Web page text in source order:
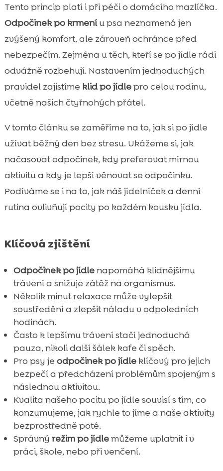
Odpočinek po jídle a spánek: proč pozdní
večeře může rozhodit noc
Odpočinek po jídle u dětí a seniorů: na co
myslíme v různých věkových obdobích

odpočinek po krmení: proč je důležitý i pro
psy
 Jak vypadá ideální rutina po krmení psa
 Výživa, která podporuje pohodu po jídle:
tipy pro nás i pro naše psy
 CricksyDog jako chytrá volba pro citlivé
psy: hypoalergenní krmivo a doplňky pro
klid po krmení
FAQ
Tento princip platí i při péči o domácího mazlíčka.
Odpočinek po krmeníu psa neznamená jen
zvýšený komfort, ale zároveň ochránce před
nebezpečím. Zejména u těch, kteří se po jídle rádi
odvážně rozbehují. Nastavením jednoduchých
pravidel zajistíme klid po jídlepro celou rodinu,
včetně našich čtyřnohých přátel.
V tomto článku se zaměříme na to, jak si po jídle
užívat běžný den bez stresu. Ukážeme si, jak
načasovat odpočinek, kdy preferovat mírnou
aktivitu a kdy je lepší věnovat se odpočinku.
Podíváme se i na to, jak náš jídelníček a denní
rutina ovlivňují pocity po každém kousku jídla.
Klíčová zjištění
Odpočinek po jídlenapomáhá klidnějšímu
trávení a snižuje zátěž na organismus.
Několik minut relaxace může vylepšit
soustředění a zlepšit náladu v odpoledních
hodinách.
Často k lepšímu trávení stačí jednoduchá
pauza, nikoli další šálek kafe či spěch.
Pro psy je odpočinek po jídleklíčový pro jejich
bezpečí a předcházení problémům spojeným s
následnou aktivitou.
Kvalita našeho pocitu po jídle souvisí s tím, co
konzumujeme, jak rychle to jíme a naše aktivity
bezprostředně poté.
Správný režim po jídlemůžeme uplatnit i v
práci, škole, nebo při venčení.